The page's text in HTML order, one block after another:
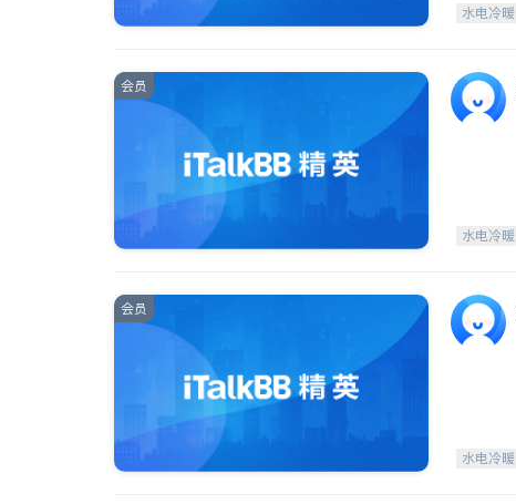
水电冷暖
会员
水电冷暖
会员
水电冷暖